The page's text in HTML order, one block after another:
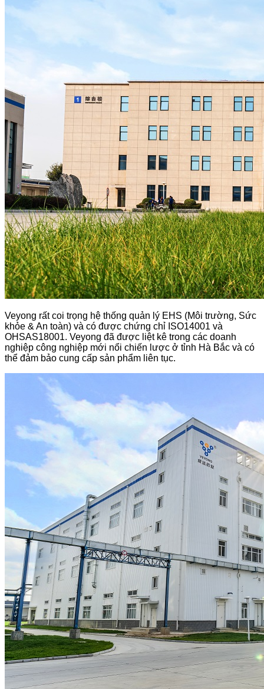
Veyong rất coi trọng hệ thống quản lý EHS (Môi trường, Sức
khỏe & An toàn) và có được chứng chỉ ISO14001 và
OHSAS18001. Veyong đã được liệt kê trong các doanh
nghiệp công nghiệp mới nổi chiến lược ở tỉnh Hà Bắc và có
thể đảm bảo cung cấp sản phẩm liên tục.